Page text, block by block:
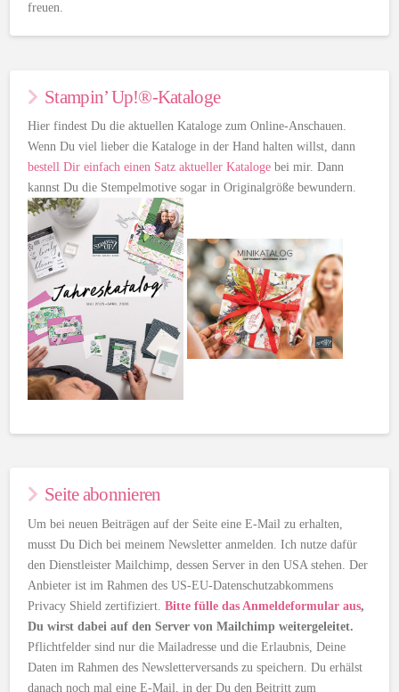
freuen.
Stampin’ Up!®-Kataloge
Hier findest Du die aktuellen Kataloge zum Online-Anschauen.
Wenn Du viel lieber die Kataloge in der Hand halten willst, dann
bestell Dir einfach einen Satz aktueller Kataloge bei mir. Dann
kannst Du die Stempelmotive sogar in Originalgröße bewundern.
Seite abonnieren
Um bei neuen Beiträgen auf der Seite eine E-Mail zu erhalten,
musst Du Dich bei meinem Newsletter anmelden. Ich nutze dafür
den Dienstleister Mailchimp, dessen Server in den USA stehen. Der
Anbieter ist im Rahmen des US-EU-Datenschutzabkommens
Privacy Shield zertifiziert.Bitte fülle das Anmeldeformular aus,
Du wirst dabei auf den Server von Mailchimp weitergeleitet.
Pflichtfelder sind nur die Mailadresse und die Erlaubnis, Deine
Daten im Rahmen des Newsletterversands zu speichern. Du erhälst
danach noch mal eine E-Mail, in der Du den Beitritt zum